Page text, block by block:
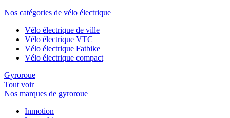
Nos catégories de vélo électrique
Vélo électrique de ville
Vélo électrique VTC
Vélo électrique Fatbike
Vélo électrique compact
Gyroroue
Tout voir
Nos marques de gyroroue
Inmotion